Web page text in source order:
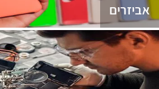
אביזרים